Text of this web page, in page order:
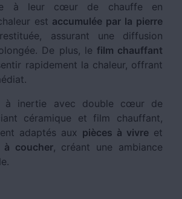
à leur cœur de chauffe en
est accumulée par la pierre
assurant une diffusion
De plus, le film chauffant
rapidement la chaleur, offrant
à inertie avec double cœur de
céramique et film chauffant,
adaptés aux pièces à vivre et
à coucher, créant une ambiance